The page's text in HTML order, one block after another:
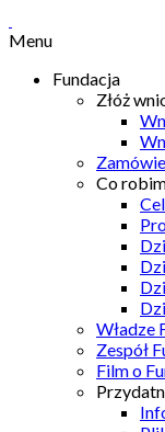
Menu
Fundacja
Złóż
Co
Władze
Zespół
Film o